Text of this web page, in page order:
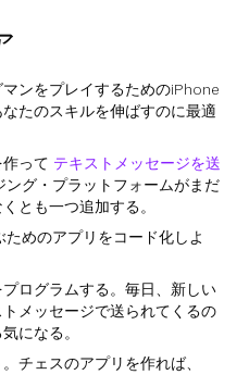
ンをプレイするためのiPhone
たのスキルを伸ばすのに最適
って テキストメッセージを送
ング・プラットフォームがまだ
とも一つ追加する。
めのアプリをコード化しよ
ログラムする。毎日、新しい
メッセージで送られてくるの
になる。
チェスのアプリを作れば、